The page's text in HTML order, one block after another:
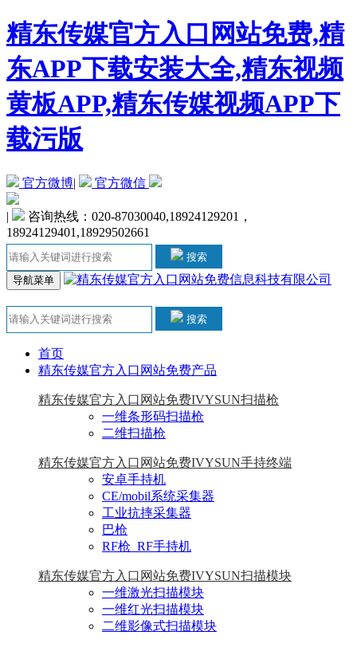
精东传媒官方入口网站免费,精
东APP下载安装大全,精东视频
黄板APP,精东传媒视频APP下
载污版
官方微博| 官方微信
|
咨询热线：020-87030040,18924129201，
18924129401,18929502661
搜索
导航菜单
搜索
首页
精东传媒官方入口网站免费产品
精东传媒官方入口网站免费IVYSUN扫描枪
一维条形码扫描枪
二维扫描枪
精东传媒官方入口网站免费IVYSUN手持终端
安卓手持机
CE/mobil系统采集器
工业抗摔采集器
巴枪
RF枪_RF手持机
精东传媒官方入口网站免费IVYSUN扫描模块
一维激光扫描模块
一维红光扫描模块
二维影像式扫描模块